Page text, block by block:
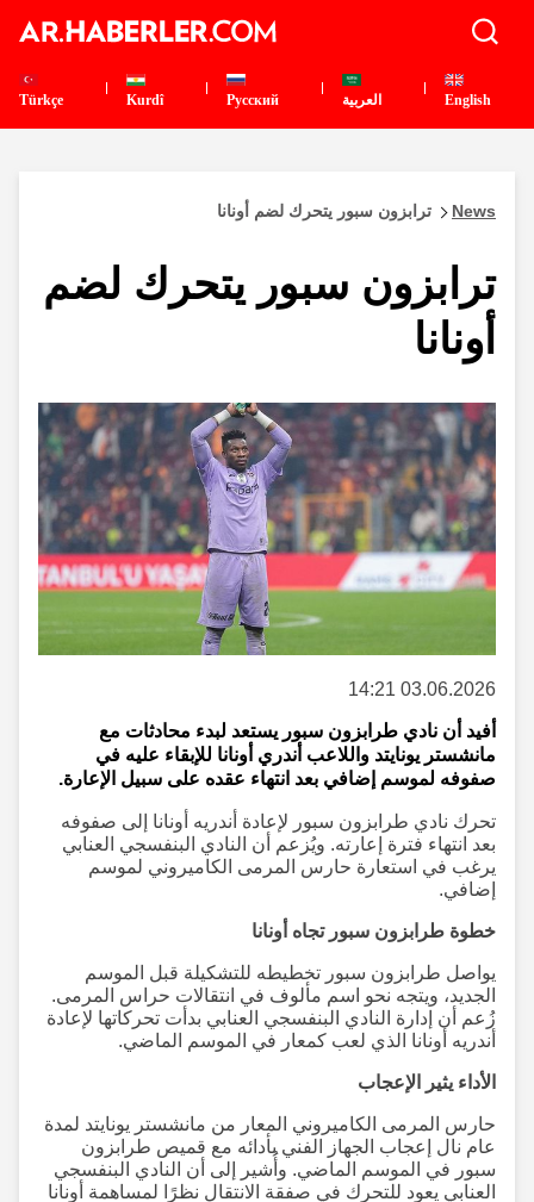
English العربية Pусский
Kurdî
Türkçe
News ترابزون سبور يتحرك لضم أونانا
ترابزون سبور يتحرك لضم
أونانا
03.06.2026 14:21
أفيد أن نادي طرابزون سبور يستعد لبدء محادثات مع
مانشستر يونايتد واللاعب أندري أونانا للإبقاء عليه في
صفوفه لموسم إضافي بعد انتهاء عقده على سبيل الإعارة.
تحرك نادي طرابزون سبور لإعادة أندريه أونانا إلى صفوفه
بعد انتهاء فترة إعارته. ويُزعم أن النادي البنفسجي العنابي
يرغب في استعارة حارس المرمى الكاميروني لموسم
إضافي.
خطوة طرابزون سبور تجاه أونانا
يواصل طرابزون سبور تخطيطه للتشكيلة قبل الموسم
الجديد، ويتجه نحو اسم مألوف في انتقالات حراس المرمى.
زُعم أن إدارة النادي البنفسجي العنابي بدأت تحركاتها لإعادة
أندريه أونانا الذي لعب كمعار في الموسم الماضي.
الأداء يثير الإعجاب
حارس المرمى الكاميروني المعار من مانشستر يونايتد لمدة
عام نال إعجاب الجهاز الفني بأدائه مع قميص طرابزون
سبور في الموسم الماضي. وأُشير إلى أن النادي البنفسجي
العنابي يعود للتحرك في صفقة الانتقال نظرًا لمساهمة أونانا